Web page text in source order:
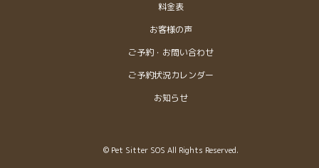
料金表
お客様の声
ご予約・お問い合わせ
ご予約状況カレンダー
お知らせ
© Pet Sitter SOS All Rights Reserved.